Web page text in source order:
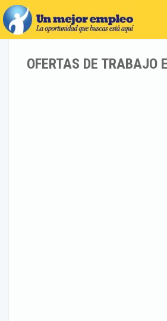
OFERTAS DE TRABAJO